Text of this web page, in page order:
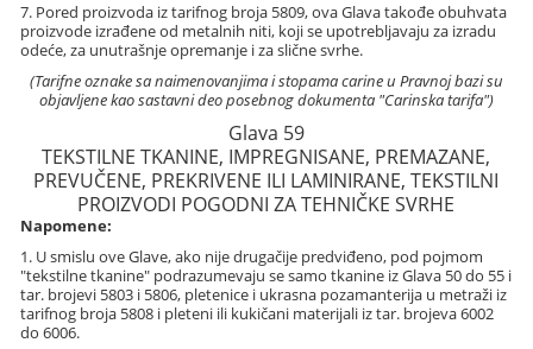
7. Pored proizvoda iz tarifnog broja 5809, ova Glava takođe obuhvata
proizvode izrađene od metalnih niti, koji se upotrebljavaju za izradu
odeće, za unutrašnje opremanje i za slične svrhe.
(Tarifne oznake sa naimenovanjima i stopama carine u Pravnoj bazi su
objavljene kao sastavni deo posebnog dokumenta "Carinska tarifa")
Glava 59
TEKSTILNE TKANINE, IMPREGNISANE, PREMAZANE,
PREVUČENE, PREKRIVENE ILI LAMINIRANE, TEKSTILNI
PROIZVODI POGODNI ZA TEHNIČKE SVRHE
Napomene:
1. U smislu ove Glave, ako nije drugačije predviđeno, pod pojmom
"tekstilne tkanine" podrazumevaju se samo tkanine iz Glava 50 do 55 i
tar. brojevi 5803 i 5806, pletenice i ukrasna pozamanterija u metraži iz
tarifnog broja 5808 i pleteni ili kukičani materijali iz tar. brojeva 6002
do 6006.